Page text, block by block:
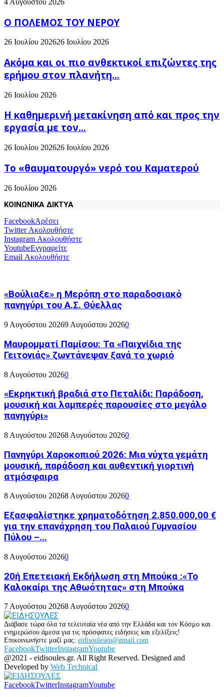
Ο ΠΟΛΕΜΟΣ ΤΟΥ ΝΕΡΟΥ
26 Ιουλίου 202626 Ιουλίου 2026
Ακόμα και οι πιο ανθεκτικοί επιζώντες της
ερήμου στον πλανήτη...
26 Ιουλίου 2026
H καθημερινή μετακίνηση από και προς την
εργασία με τον...
26 Ιουλίου 202626 Ιουλίου 2026
Το «θαυματουργό» νερό του Καματερού
26 Ιουλίου 2026
ΚΟΙΝΩΝΙΚΑ ΔΙΚΤΥΑ
FacebookΑρέσει
TwitterΑκολουθήστε
Instagram Ακολουθήστε
YoutubeΕγγραφείτε
Email Ακολουθήστε
«Βούλιαξε» η Μερόπη στο παραδοσιακό
πανηγύρι του Α.Σ. Θύελλας
9 Αυγούστου 20269 Αυγούστου 20260
Μαυρομματί Παμίσου: Τα «Παιχνίδια της
Γειτονιάς» ζωντάνεψαν ξανά το χωριό
8 Αυγούστου 20260
«Εκρηκτική βραδιά στο Πεταλίδι: Παράδοση,
μουσική και λαμπερές παρουσίες στο μεγάλο
πανηγύρι»
8 Αυγούστου 20268 Αυγούστου 20260
Πανηγύρι Χαροκοπιού 2026: Μια νύχτα γεμάτη
μουσική, παράδοση και αυθεντική γιορτινή
ατμόσφαιρα
8 Αυγούστου 20268 Αυγούστου 20260
Εξασφαλίστηκε χρηματοδότηση 2.850.000,00 €
για την επανάχρηση του Παλαιού Γυμνασίου
Πύλου –...
8 Αυγούστου 20260
20ή Επετειακή Εκδήλωση στη Μπούκα :«Το
Καλοκαίρι της Αθωότητας» στη Μπούκα
7 Αυγούστου 20268 Αυγούστου 20260
Διάβασε τώρα όλα τα τελευταία νέα από την Ελλάδα και τον Κόσμο και
ενημερώσου άμεσα για τις πρόσφατες ειδήσεις και εξελίξεις!
Επικοινωνήστε μαζί μας: eidisouleseu@gmail.com
FacebookTwitterInstagramYoutube
@2021 - eidisoules.gr. All Right Reserved. Designed and
Developed by Web Technical
FacebookTwitterInstagramYoutube